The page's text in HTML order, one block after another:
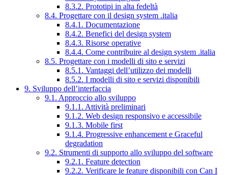
8.3.2. Prototipi in alta fedeltà
8.4. Progettare con il design system .italia
8.4.1. Documentazione
8.4.2. Benefici del design system
8.4.3. Risorse operative
8.4.4. Come contribuire al design system .italia
8.5. Progettare con i modelli di sito e servizi
8.5.1. Vantaggi dell’utilizzo dei modelli
8.5.2. I modelli di sito e servizi disponibili
9. Sviluppo dell’interfaccia
9.1. Approccio allo sviluppo
9.1.1. Attività preliminari
9.1.2. Web design responsivo e accessibile
9.1.3. Mobile first
9.1.4. Progressive enhancement e Graceful
degradation
9.2. Strumenti di supporto allo sviluppo del software
9.2.1. Feature detection
9.2.2. Verificare le feature disponibili con Can I